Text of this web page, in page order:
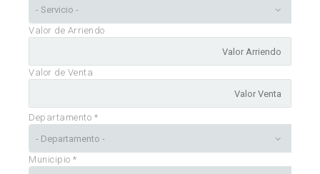
Valor de Arriendo
Valor de Venta
Departamento *
Municipio *